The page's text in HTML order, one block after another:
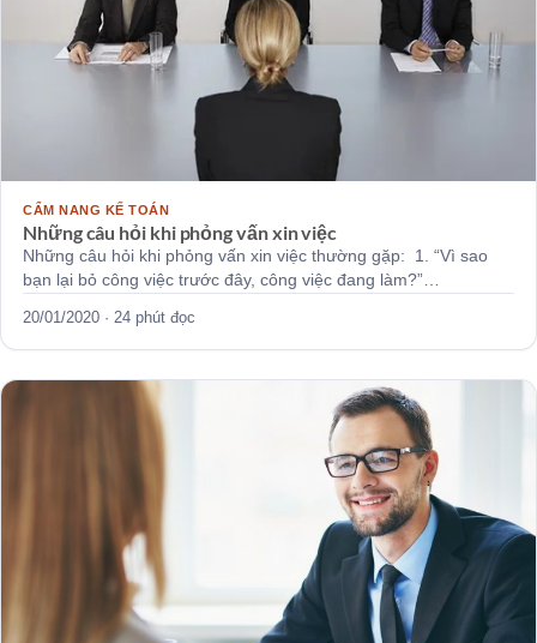
CẨM NANG KẾ TOÁN
Những câu hỏi khi phỏng vấn xin việc
Những câu hỏi khi phỏng vấn xin việc thường gặp: 1. “Vì sao
bạn lại bỏ công việc trước đây, công việc đang làm?”…
20/01/2020 · 24 phút đọc